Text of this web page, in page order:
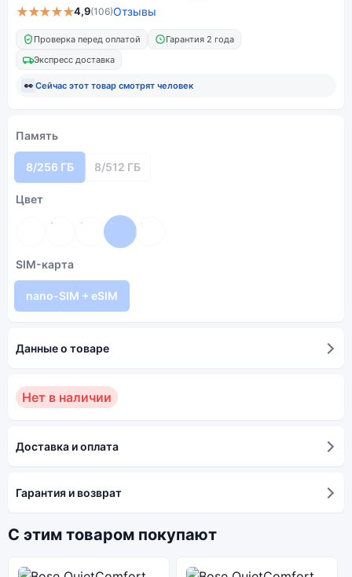
★★★★★4,9(106)Отзывы
Проверка перед оплатой
Гарантия 2 года
Экспресс доставка
👀 Сейчас этот товар смотрят человек
Память
8/256 ГБ 8/512 ГБ
Цвет
SIM-карта
nano-SIM + eSIM
Данные о товаре
Нет в наличии
Доставка и оплата
Гарантия и возврат
С этим товаром покупают